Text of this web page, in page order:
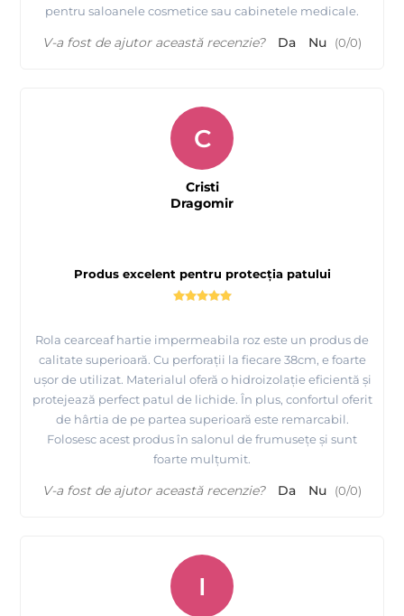
pentru saloanele cosmetice sau cabinetele medicale.
V-a fost de ajutor această recenzie? Da Nu (0/0)
Produs excelent pentru protecția patului
Rola cearceaf hartie impermeabila roz este un produs de
calitate superioară. Cu perforații la fiecare 38cm, e foarte
ușor de utilizat. Materialul oferă o hidroizolație eficientă și
protejează perfect patul de lichide. În plus, confortul oferit
de hârtia de pe partea superioară este remarcabil.
Folosesc acest produs în salonul de frumusețe și sunt
foarte mulțumit.
C
Cristi
Dragomir
V-a fost de ajutor această recenzie? Da Nu (0/0)
I